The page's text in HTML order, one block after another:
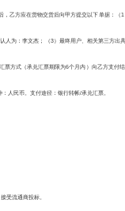
，乙方应在货物交货后向甲方提交以下单据：
为：李文杰；（3）最终用户、相关第三方
票方式（承兑汇票期限为6个月内）向乙方支
人民币。支付途径：银行转帐/承兑汇票。
受流通商投标。